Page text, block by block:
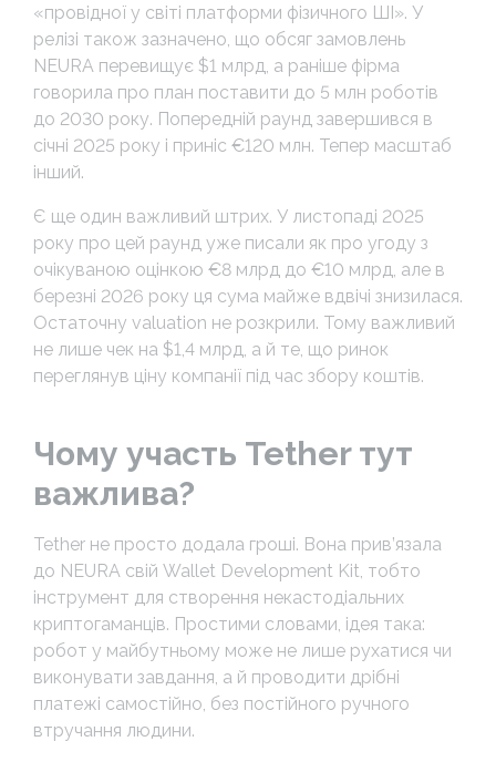
«провідної у світі платформи фізичного ШІ». У
релізі також зазначено, що обсяг замовлень
NEURA перевищує $1 млрд, а раніше фірма
говорила про план поставити до 5 млн роботів
до 2030 року. Попередній раунд завершився в
січні 2025 року і приніс €120 млн. Тепер масштаб
інший.
Є ще один важливий штрих. У листопаді 2025
року про цей раунд уже писали як про угоду з
очікуваною оцінкою €8 млрд до €10 млрд, але в
березні 2026 року ця сума майже вдвічі знизилася.
Остаточну valuation не розкрили. Тому важливий
не лише чек на $1,4 млрд, а й те, що ринок
переглянув ціну компанії під час збору коштів.
Чому участь Tether тут
важлива?
Tether не просто додала гроші. Вона прив’язала
до NEURA свій Wallet Development Kit, тобто
інструмент для створення некастодіальних
криптогаманців. Простими словами, ідея така:
робот у майбутньому може не лише рухатися чи
виконувати завдання, а й проводити дрібні
платежі самостійно, без постійного ручного
втручання людини.